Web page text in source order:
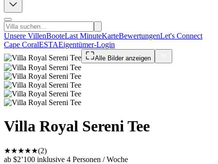
Unsere VillenBooteLast MinuteKarteBewertungenLet's Connect
Cape CoralESTAEigentümer-Login
Alle Bilder anzeigen
Villa Royal Sereni Tee
★★★★★(2)
ab $2’100 inklusive 4 Personen / Woche